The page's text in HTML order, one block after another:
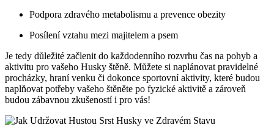
Podpora zdravého metabolismu a prevence obezity
Posílení vztahu mezi majitelem a psem
Je tedy důležité začlenit do každodenního rozvrhu čas na pohyb a
aktivitu pro vašeho Husky štěně. Můžete si naplánovat pravidelné
procházky, hraní venku či dokonce sportovní aktivity, které budou
naplňovat potřeby vašeho štěněte po fyzické aktivitě a zároveň
budou zábavnou zkušeností i pro vás!